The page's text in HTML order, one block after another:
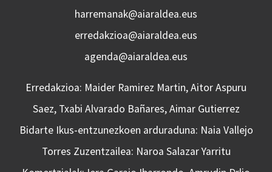
harremanak@aiaraldea.eus
erredakzioa@aiaraldea.eus
agenda@aiaraldea.eus
Erredakzioa: Maider Ramirez Martin, Aitor Aspuru
Saez, Txabi Alvarado Bañares, Aimar Gutierrez
Bidarte Ikus-entzunezkoen arduraduna: Naia Vallejo
Torres Zuzentzailea: Naroa Salazar Yarritu